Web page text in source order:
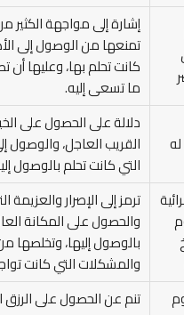
إشارة إلى مواجهة الكثير
تمنعها من الوصول إلى
كانت تحلم بها، وعليها
ما تسعى إليه.
دلالة على الحصول على
القريب العاجل، والوصول
التي كانت تحلم بالوصول
ترمز إلى الإصرار والعزيمة
والحصول على المكانة
بالوصول إليها، وتخلصها
والمشكلات التي كانت
تنم عن الحصول على الرزق